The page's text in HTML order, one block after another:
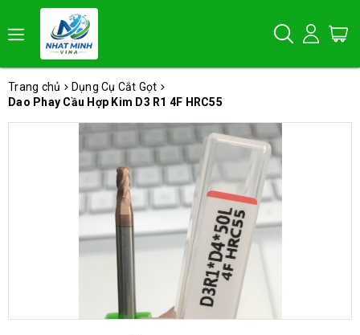
Trang chủ
Dụng Cụ Cắt Gọt
Dao Phay Cầu Hợp Kim D3 R1 4F HRC55